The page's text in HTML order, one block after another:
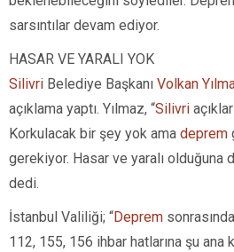
sarsıntılar devam ediyor.
HASAR VE YARALI YOK
Silivri Belediye Başkanı Volkan
açıklama yaptı. Yılmaz, “Silivri
Korkulacak bir şey yok ama deprem
gerekiyor. Hasar ve yaralı olduğuna
dedi.
İstanbul Valiliği; “Deprem
112, 155, 156 ihbar hatlarına şu ana